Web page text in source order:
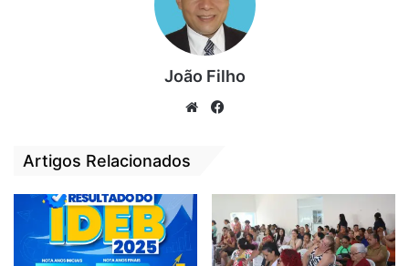
outras solenidades, além de um espaço
para apresentações culturais, localizada na
Praça da Matriz, na sede de São José de
João Filho
We
Artigos Relacionados